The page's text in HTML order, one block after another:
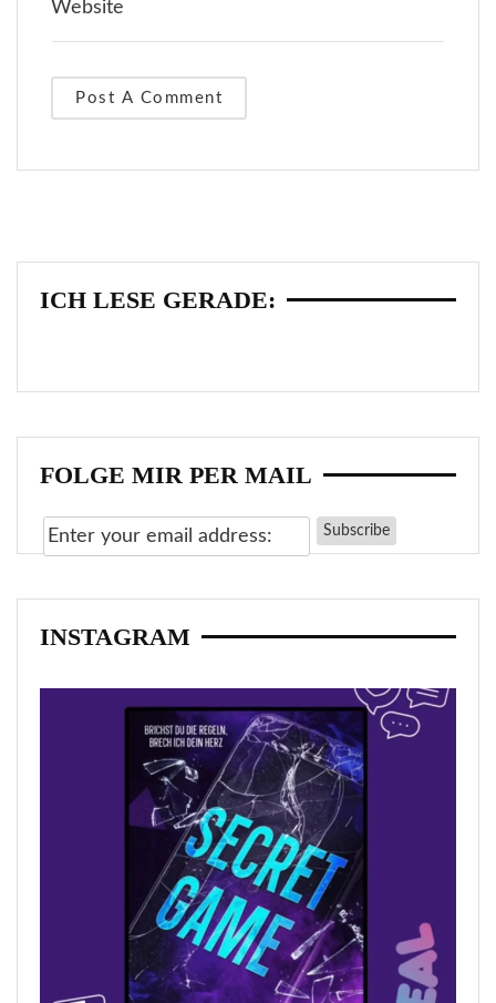
ICH LESE GERADE:
FOLGE MIR PER MAIL
INSTAGRAM